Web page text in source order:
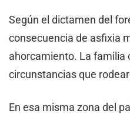
Según el dictamen del
consecuencia de asfixia
ahorcamiento. La familia
circunstancias que
En esa misma zona del